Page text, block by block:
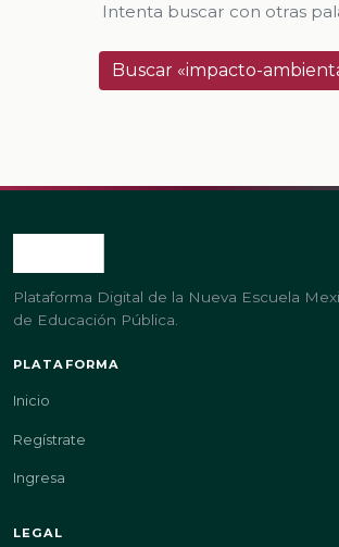
Intenta buscar con otras
Buscar «impacto-
Plataforma Digital de la Nueva Escuela
de Educación Pública.
PLATAFORMA
Inicio
Regístrate
Ingresa
LEGAL